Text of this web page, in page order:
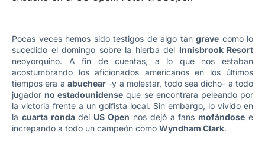
Pocas veces hemos sido testigos de algo tan grave como lo
sucedido el domingo sobre la hierba del Innisbrook Resort
neoyorquino. A fin de cuentas, a lo que nos estaban
acostumbrando los aficionados americanos en los últimos
tiempos era aabuchear -y a molestar, todo sea dicho- a todo
jugador no estadounidense que se encontrara peleando por
la victoria frente a un golfista local. Sin embargo, lo vivido en
la cuarta rondadel US Open nos dejó a fans mofándose e
increpando a todo un campeón como Wyndham Clark.